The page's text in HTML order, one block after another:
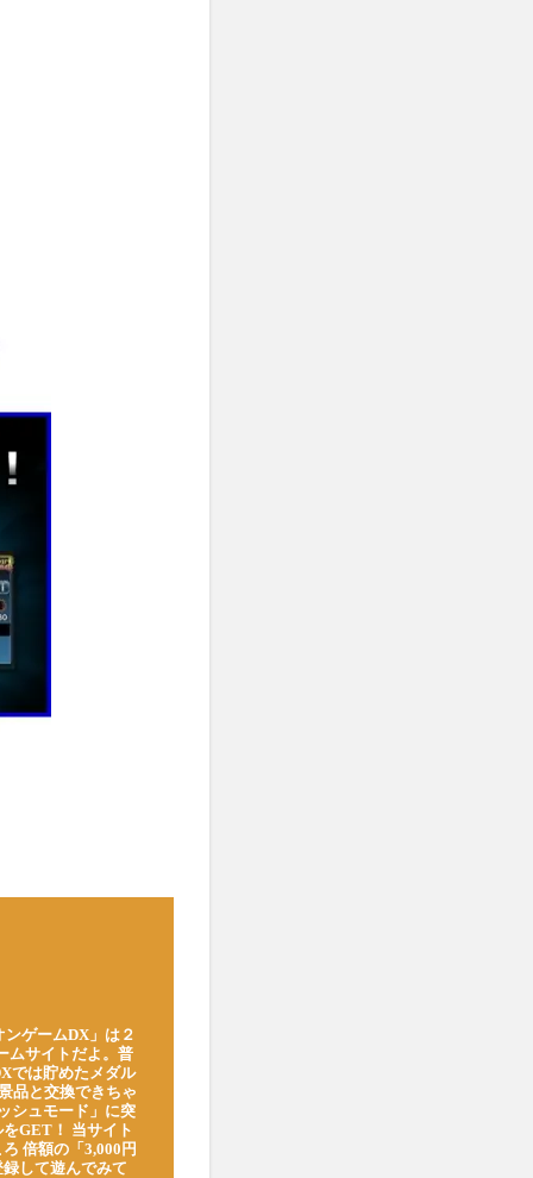
ゲームDX」は２
ムサイトだよ。普
では貯めたメダル
品と交換できちゃ
シュモード」に突
GET！ 当サイト
倍額の「3,000円
して遊んでみて